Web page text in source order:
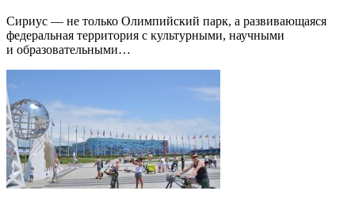
Сириус — не только Олимпийский парк, а развивающаяся
федеральная территория с культурными, научными
и образовательными…